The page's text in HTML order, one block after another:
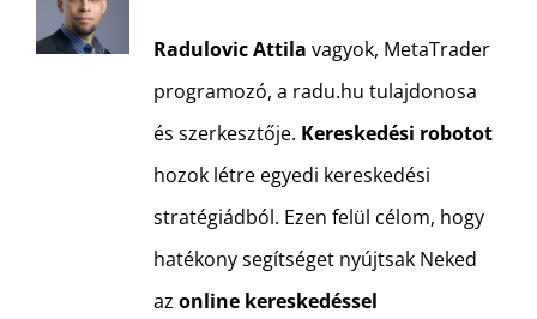
Radulovic Attila vagyok, MetaTrader
programozó, a radu.hu tulajdonosa
és szerkesztője. Kereskedési robotot
hozok létre egyedi kereskedési
stratégiádból. Ezen felül célom, hogy
hatékony segítséget nyújtsak Neked
az online kereskedéssel